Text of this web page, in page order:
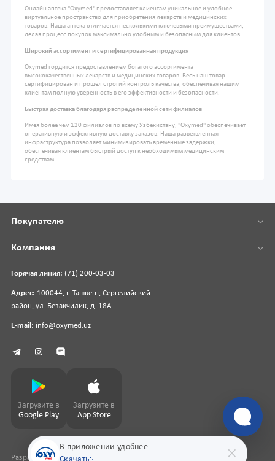
Онлайн аптека "Oxymed" предоставляет клиентам уникальное и удобное
виртуальное пространство для приобретения лекарств и медицинских
товаров. Наша аптека отличается несколькими ключевыми преимуществами,
делая процесс покупок максимально удобным и безопасным для клиентов.
Широкий ассортимент и сертифицированная продукция
Oxymed гордится предоставлением богатого ассортимента
высококачественных лекарств и медицинских товаров. Весь наш товар
сертифицирован и прошел строгий контроль качества, обеспечивая нашим
клиентам полную уверенность в его эффективности и безопасности.
Быстрая доставка благодаря распределенной сети филиалов
Имея более чем 120 филиалов по всему Узбекистану, "Oxymed" обеспечивает
оперативную и эффективную доставку заказов. Наша разветвленная
инфраструктура позволяет минимизировать временные задержки,
обеспечивая клиентам быстрый доступ к необходимым медицинским
средствам
В приложении удобнее
Горячая линия: (71) 200-03-03
Адрес: 100044, г. Ташкент, Сергелийский
район, ул. Безакчилик, д. 18А
E-mail: info@oxymed.uz
Покупателю
Компания
Загрузите в
Google Play
Загрузите в
App Store
Разработка сайтаpharmit.uz